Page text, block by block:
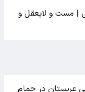
| مست و لایعقل و
عربستان در حمام